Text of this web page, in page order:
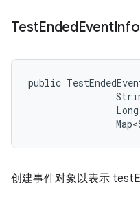
TestEndedEventInfo
public
创建事件对象以表示